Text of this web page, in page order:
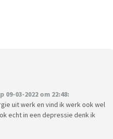
03-2022 om 22:48:
uit werk en vind ik werk ook wel
echt in een depressie denk ik